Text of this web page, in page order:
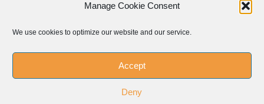
Manage Cookie Consent
We use cookies to optimize our website and our service.
Accept
Deny